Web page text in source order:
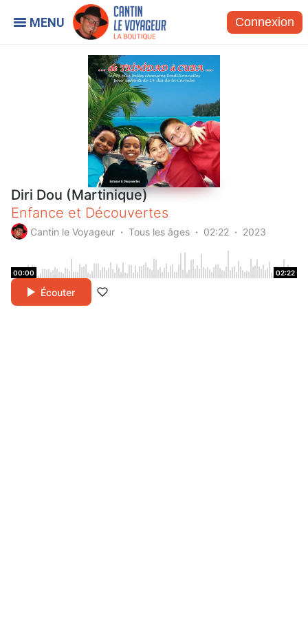
Connexion
Diri Dou (Martinique)
Enfance et Découvertes
Cantin le Voyageur Tous les âges 02:22 2023
00:00 02:22
Écouter